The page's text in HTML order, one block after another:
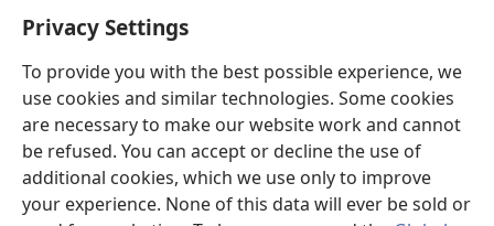
Privacy Settings
To provide you with the best possible experience, we
use cookies and similar technologies. Some cookies
are necessary to make our website work and cannot
be refused. You can accept or decline the use of
additional cookies, which we use only to improve
your experience. None of this data will ever be sold or
(e
bula
nngwe)
LAEBORARI YA MO INTERNET
(e
bula
tsebe
e
nngwe)
JW Hub
(e
bula
tsebe
nngwe)
App ya JW Library